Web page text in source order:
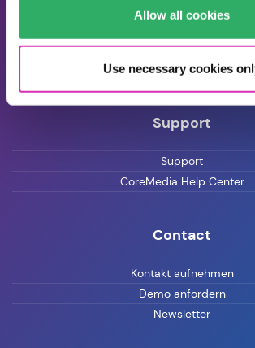
Allow all cookies
Use necessary cookies
Veranstaltungen
Blog
Karriere
Support
Support
CoreMedia Help Center
Contact
Kontakt aufnehmen
Demo anfordern
Newsletter